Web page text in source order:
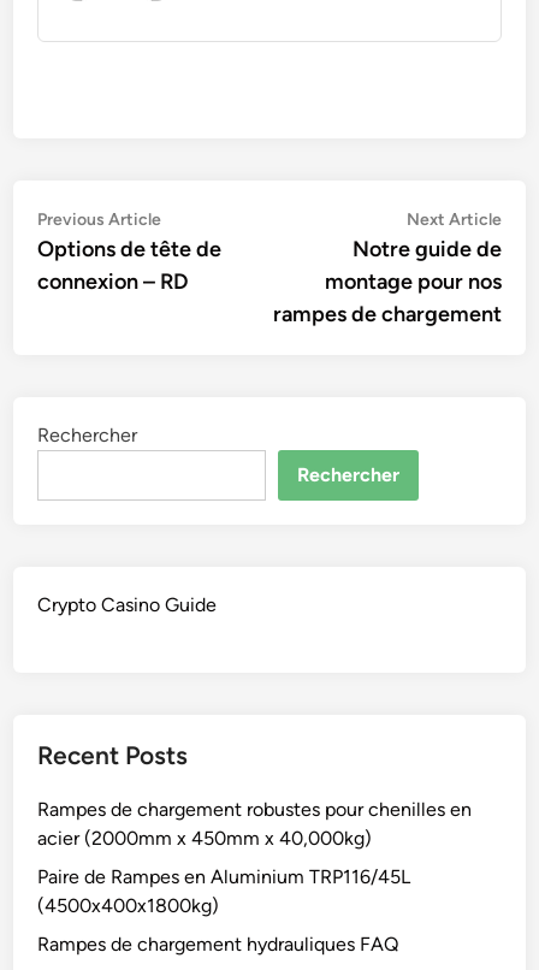
Navigation
de
l’article
Previous ArticlePrevious
article:
Options de tête de
connexion – RD
Next Article
Notre guide de
montage pour nos
rampes de chargement
Rechercher
Rechercher
Crypto Casino Guide
Recent Posts
Rampes de chargement robustes pour chenilles en
acier (2000mm x 450mm x 40,000kg)
Paire de Rampes en Aluminium TRP116/45L
(4500x400x1800kg)
Rampes de chargement hydrauliques FAQ